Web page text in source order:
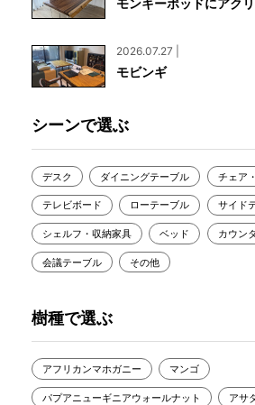
モンキーポッドにアク
2026.07.27 |
モビンギ
シーンで選ぶ
デスク ダイニングテーブル チェア
テレビボード ローテーブル サイド
シェルフ・収納家具 ベッド カウン
会議テーブル その他
樹種で選ぶ
アフリカンマホガニー マンゴ
パプアニューギニアウォールナット アサ